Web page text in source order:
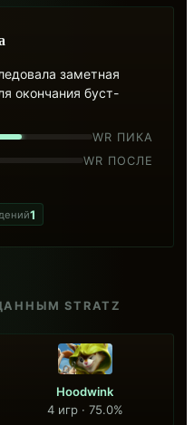
заметная
окончания буст-
WR ПИКА
WR ПОСЛЕ
1
STRATZ
Hoodwink
4 игр · 75.0%